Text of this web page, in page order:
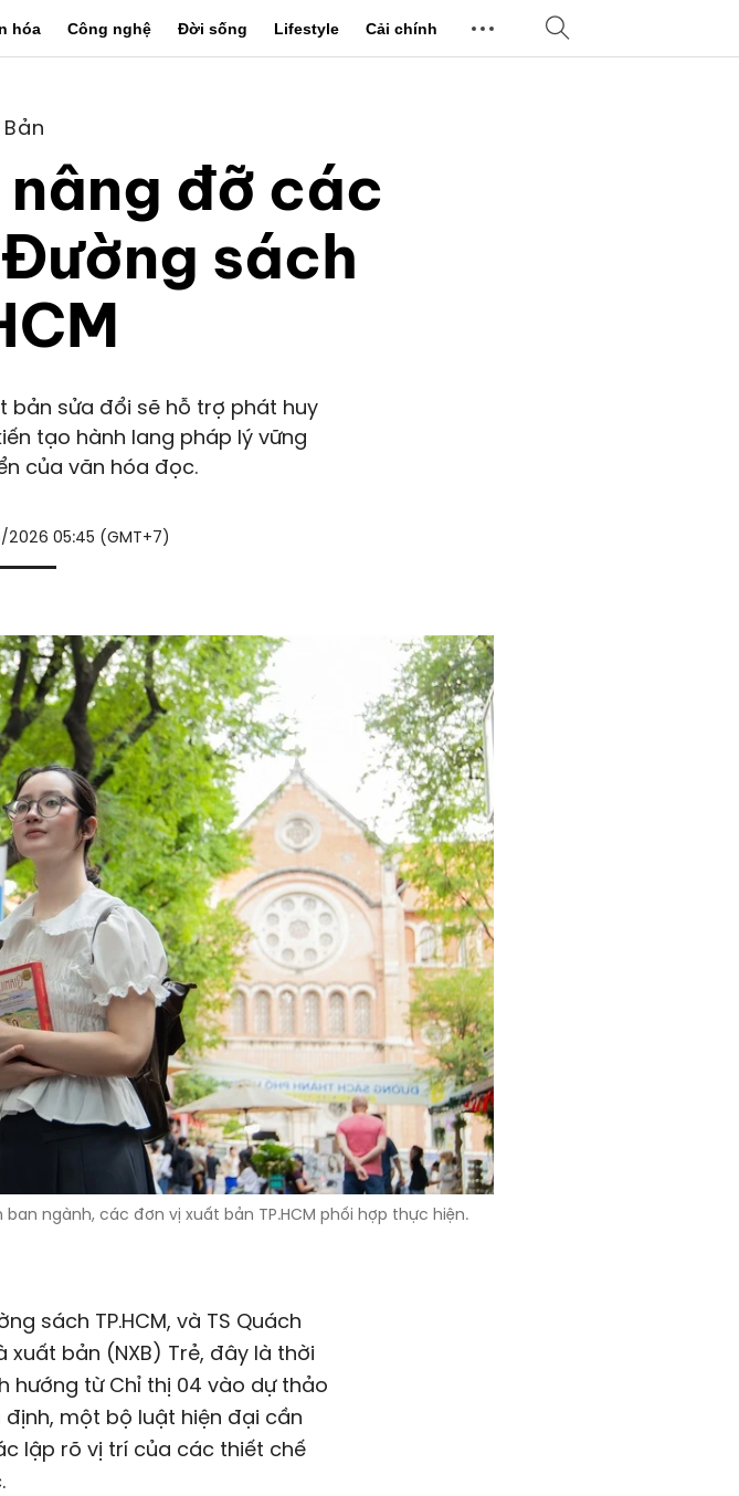
hóa Công nghệ Đời sống Lifestyle Cải chính
đỡ các
sách
bản sửa đổi sẽ hỗ trợ phát huy
tạo hành lang pháp lý vững
của văn hóa đọc.
05:45 (GMT+7)
ngành, các đơn vị xuất bản TP.HCM phối hợp thực hiện.
sách TP.HCM, và TS Quách
xuất bản (NXB) Trẻ, đây là thời
hướng từ Chỉ thị 04 vào dự thảo
một bộ luật hiện đại cần
lập rõ vị trí của các thiết chế